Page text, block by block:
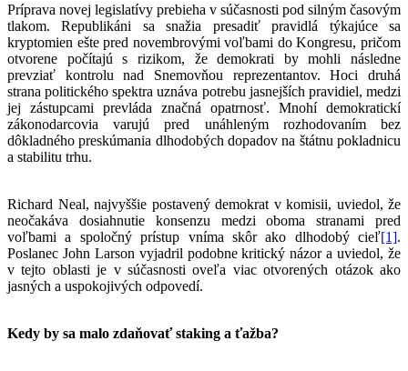
Príprava novej legislatívy prebieha v súčasnosti pod silným časovým
tlakom. Republikáni sa snažia presadiť pravidlá týkajúce sa
kryptomien ešte pred novembrovými voľbami do Kongresu, pričom
otvorene počítajú s rizikom, že demokrati by mohli následne
prevziať kontrolu nad Snemovňou reprezentantov. Hoci druhá
strana politického spektra uznáva potrebu jasnejších pravidiel, medzi
jej zástupcami prevláda značná opatrnosť. Mnohí demokratickí
zákonodarcovia varujú pred unáhleným rozhodovaním bez
dôkladného preskúmania dlhodobých dopadov na štátnu pokladnicu
a stabilitu trhu.
Richard Neal, najvyššie postavený demokrat v komisii, uviedol, že
neočakáva dosiahnutie konsenzu medzi oboma stranami pred
voľbami a spoločný prístup vníma skôr ako dlhodobý cieľ[1].
Poslanec John Larson vyjadril podobne kritický názor a uviedol, že
v tejto oblasti je v súčasnosti oveľa viac otvorených otázok ako
jasných a uspokojivých odpovedí.
Kedy by sa malo zdaňovať staking a ťažba?